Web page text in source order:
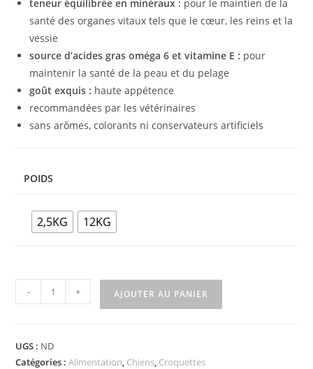
teneur équilibrée en minéraux : pour le maintien de la
santé des organes vitaux tels que le cœur, les reins et la
vessie
source d’acides gras oméga 6 et vitamine E : pour
maintenir la santé de la peau et du pelage
goût exquis : haute appétence
recommandées par les vétérinaires
sans arômes, colorants ni conservateurs artificiels
POIDS
2,5KG 12KG
- + AJOUTER AU PANIER
UGS : ND
Catégories :Alimentation, Chiens, Croquettes